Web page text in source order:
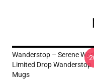
Wanderstop – Serene
Limited Drop Wanderstop
Mugs
-